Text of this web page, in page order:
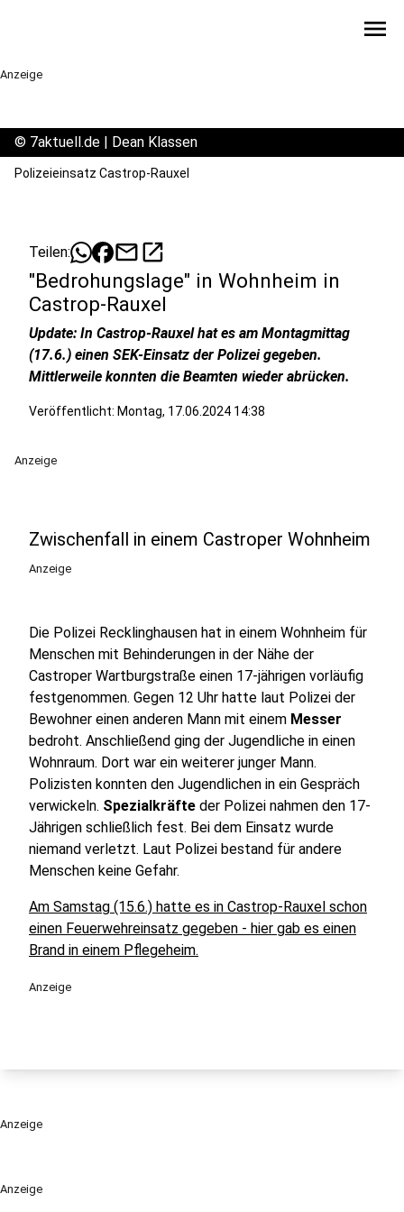
menu
Anzeige
Anzeige
© 7aktuell.de | Dean Klassen
Polizeieinsatz Castrop-Rauxel
Teilen: mailopen_in_new
"Bedrohungslage" in Wohnheim in
Castrop-Rauxel
Update: In Castrop-Rauxel hat es am Montagmittag
(17.6.) einen SEK-Einsatz der Polizei gegeben.
Mittlerweile konnten die Beamten wieder abrücken.
Veröffentlicht: Montag, 17.06.2024 14:38
Anzeige
Zwischenfall in einem Castroper Wohnheim
Anzeige
Die Polizei Recklinghausen hat in einem Wohnheim für
Menschen mit Behinderungen in der Nähe der
Castroper Wartburgstraße einen 17-jährigen vorläufig
festgenommen. Gegen 12 Uhr hatte laut Polizei der
Bewohner einen anderen Mann mit einem Messer
bedroht. Anschließend ging der Jugendliche in einen
Wohnraum. Dort war ein weiterer junger Mann.
Polizisten konnten den Jugendlichen in ein Gespräch
verwickeln. Spezialkräfte der Polizei nahmen den 17-
Jährigen schließlich fest. Bei dem Einsatz wurde
niemand verletzt. Laut Polizei bestand für andere
Menschen keine Gefahr.
Am Samstag (15.6.) hatte es in Castrop-Rauxel schon
einen Feuerwehreinsatz gegeben - hier gab es einen
Brand in einem Pflegeheim.
Anzeige
Anzeige